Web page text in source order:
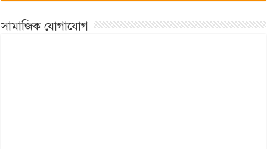
সামাজিক যোগাযোগ